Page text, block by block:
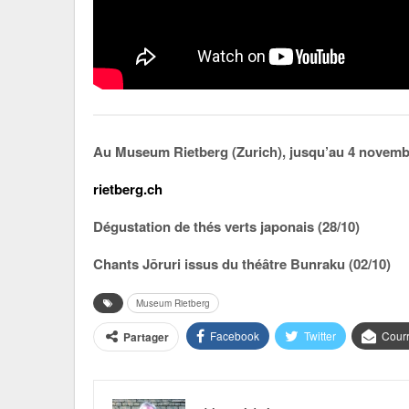
Au Museum Rietberg (Zurich), jusqu’au 4
rietberg.ch
Dégustation de thés verts japonais (28/10)
Chants Jōruri issus du théâtre Bunraku (02/10)
Museum Rietberg
Partager Facebook Twitter